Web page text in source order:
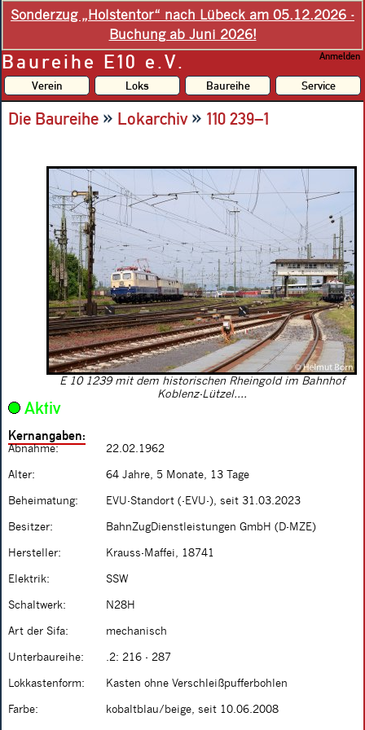
Sonderzug „Holstentor“ nach Lübeck am 05.12.2026 -
Buchung ab Juni 2026!
Baureihe E10 e.V. Anmelden
Verein Loks Baureihe Service
Die Baureihe » Lokarchiv» 110 239–1
E 10 1239 mit dem historischen Rheingold im Bahnhof
Koblenz-Lützel....
Aktiv
Kernangaben:
Abnahme: 22.02.1962
Alter: 64 Jahre, 5 Monate, 13 Tage
Beheimatung: EVU-Standort (-EVU-), seit 31.03.2023
Besitzer: BahnZugDienstleistungen GmbH (D-MZE)
Hersteller: Krauss-Maffei, 18741
Elektrik: SSW
Schaltwerk: N28H
Art der Sifa: mechanisch
Unterbaureihe: .2: 216 - 287
Lokkastenform: Kasten ohne Verschleißpufferbohlen
Farbe: kobaltblau/beige, seit 10.06.2008